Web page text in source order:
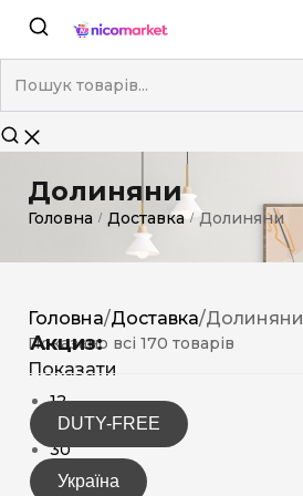
Долиняни
Головна / Доставка / Долиняни
Акциз:
DUTY-FREE
Україна
Головна/Доставка/Долиняни
Показано всі 170 товарів
Показати
12
15
30